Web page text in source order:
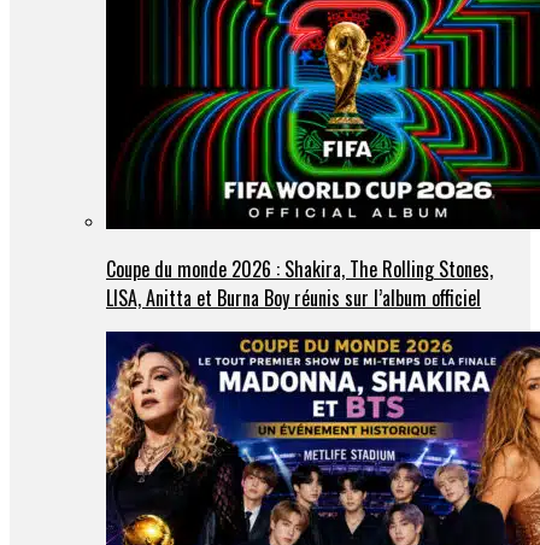
Coupe du monde 2026 : Shakira, The Rolling Stones,
LISA, Anitta et Burna Boy réunis sur l’album officiel